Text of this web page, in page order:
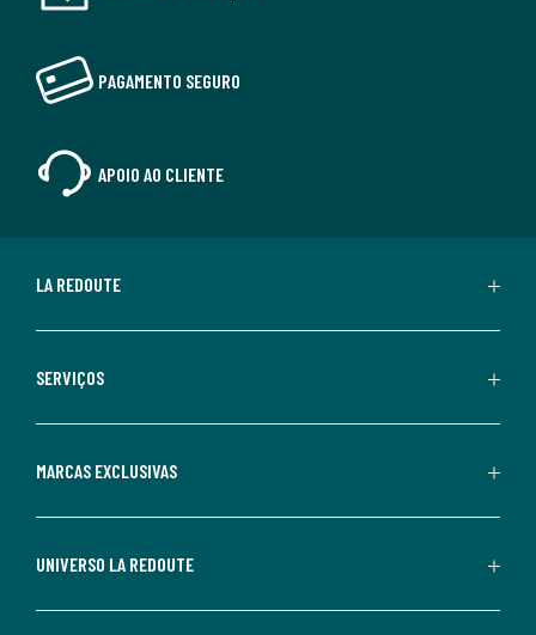
PAGAMENTO SEGURO
APOIO AO CLIENTE
LA REDOUTE
SERVIÇOS
MARCAS EXCLUSIVAS
UNIVERSO LA REDOUTE